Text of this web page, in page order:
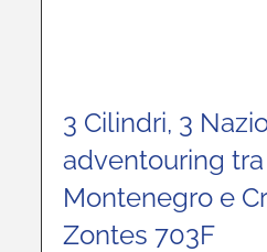
3 Cilindri, 3
adventouring
Montenegro e
Zontes 703F